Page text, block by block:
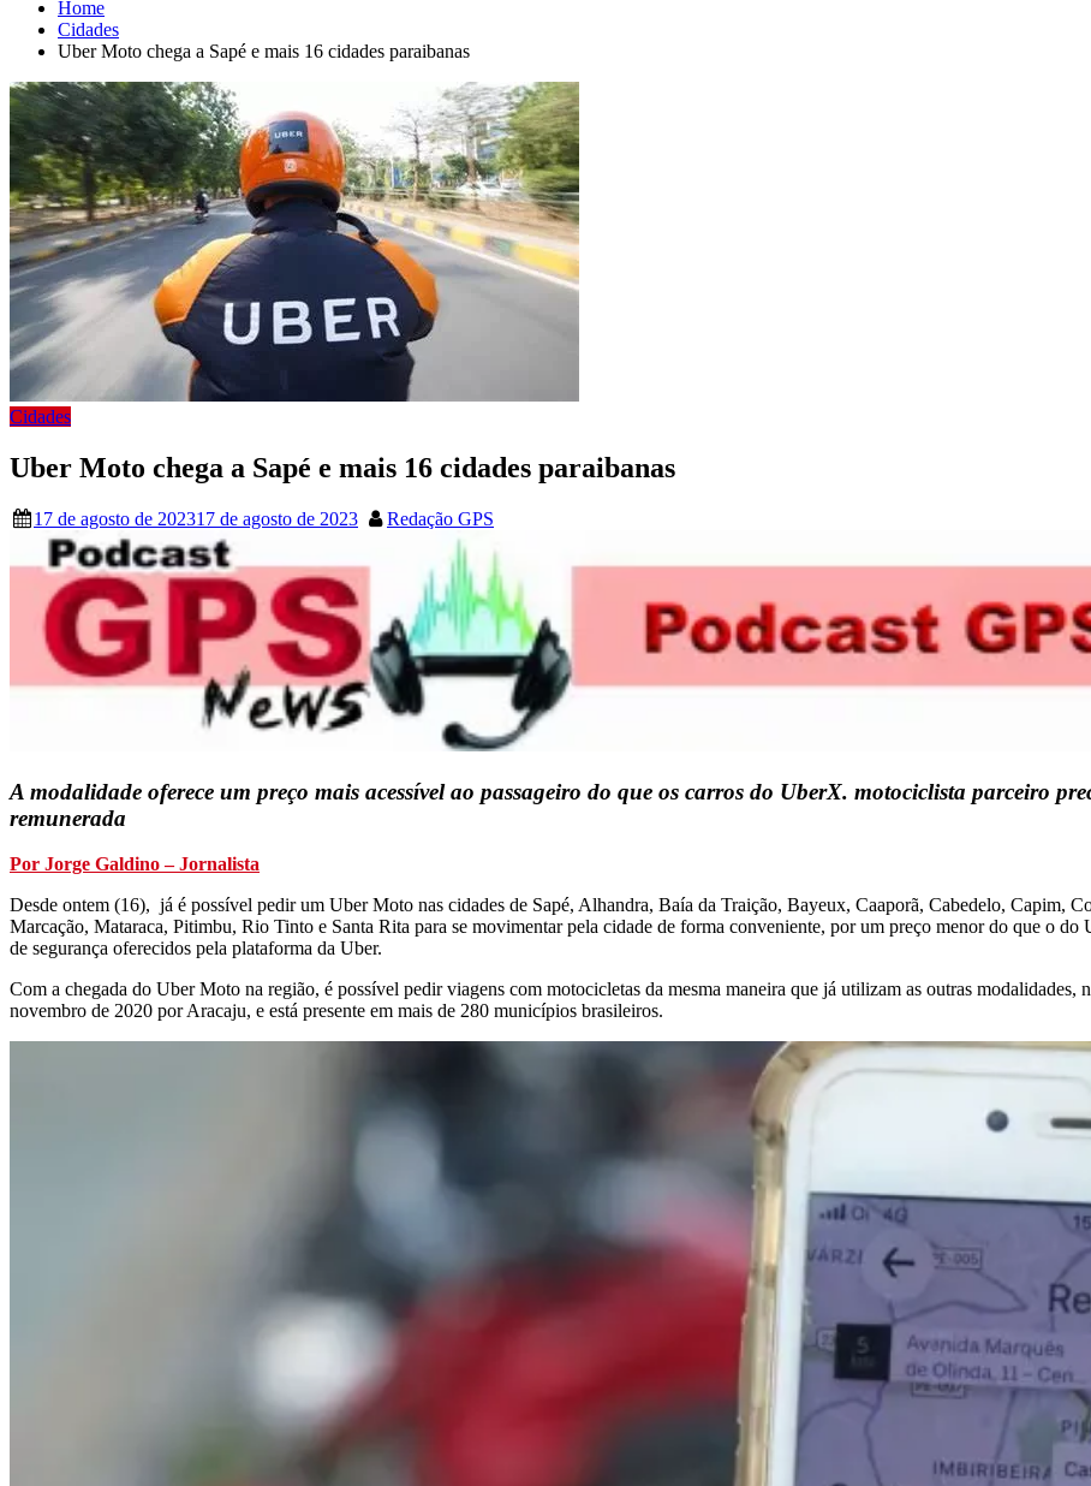
Home
Cidades
Uber Moto chega a Sapé e mais 16 cidades paraibanas
Cidades
Uber Moto chega a Sapé e mais 16 cidades paraibanas
17 de agosto de 202317 de agosto de 2023 Redação GPS
A modalidade oferece um preço mais acessível ao passageiro do que os carros do UberX. motociclista parceiro
remunerada
Por Jorge Galdino – Jornalista
Desde ontem (16), já é possível pedir um Uber Moto nas cidades de Sapé, Alhandra, Baía da Traição, Bayeux, Caaporã, Cabedelo, Capim,
Marcação, Mataraca, Pitimbu, Rio Tinto e Santa Rita para se movimentar pela cidade de forma conveniente, por um preço menor do que o
de segurança oferecidos pela plataforma da Uber.
Com a chegada do Uber Moto na região, é possível pedir viagens com motocicletas da mesma maneira que já utilizam as outras
novembro de 2020 por Aracaju, e está presente em mais de 280 municípios brasileiros.